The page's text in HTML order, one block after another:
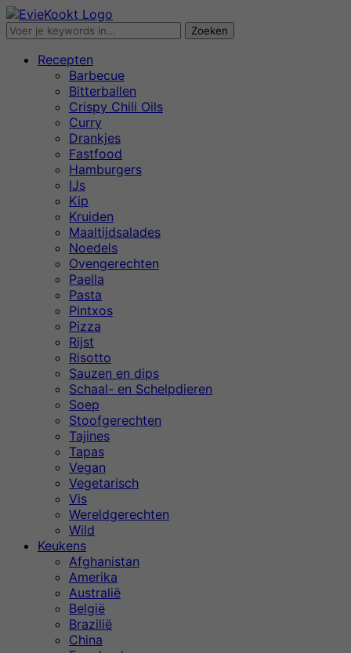
Recepten
Barbecue
Bitterballen
Crispy Chili Oils
Curry
Drankjes
Fastfood
Hamburgers
IJs
Kip
Kruiden
Maaltijdsalades
Noedels
Ovengerechten
Paella
Pasta
Pintxos
Pizza
Rijst
Risotto
Sauzen en dips
Schaal- en Schelpdieren
Soep
Stoofgerechten
Tajines
Tapas
Vegan
Vegetarisch
Vis
Wereldgerechten
Wild
Keukens
Afghanistan
Amerika
Australië
België
Brazilië
China